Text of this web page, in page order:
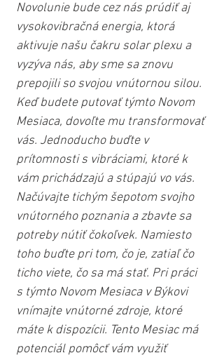
Novolunie bude cez nás prúdiť aj
vysokovibračná energia, ktorá
aktivuje našu čakru solar plexu a
vyzýva nás, aby sme sa znovu
prepojili so svojou vnútornou silou.
Keď budete putovať týmto Novom
Mesiaca, dovoľte mu transformovať
vás. Jednoducho buďte v
prítomnosti s vibráciami, ktoré k
vám prichádzajú a stúpajú vo vás.
Načúvajte tichým šepotom svojho
vnútorného poznania a zbavte sa
potreby nútiť čokoľvek. Namiesto
toho buďte pri tom, čo je, zatiaľ čo
ticho viete, čo sa má stať. Pri práci
s týmto Novom Mesiaca v Býkovi
vnímajte vnútorné zdroje, ktoré
máte k dispozícii. Tento Mesiac má
potenciál pomôcť vám využiť